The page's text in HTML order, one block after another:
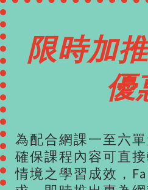
限時加
優
為配合網課一至六
確保課程內容可直
情境之學習成效，